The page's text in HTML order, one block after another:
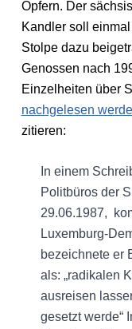
Opfern. Der
Kandler soll
Stolpe dazu
Genossen nach
Einzelheiten über
nachgelesen
zitieren:
In einem
Politbüros der
29.06.1987,
Luxemburg-
bezeichnete er
als: „radikalen
ausreisen
gesetzt werde“